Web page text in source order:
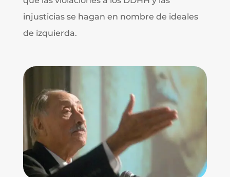
injusticias se hagan en nombre de ideales
de izquierda.